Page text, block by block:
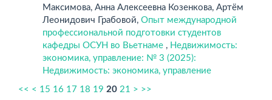
Максимова, Анна Алексеевна Козенкова, Артём
Леонидович Грабовой, Опыт международной
профессиональной подготовки студентов
кафедры ОСУН во Вьетнаме , Недвижимость:
экономика, управление: № 3 (2025):
Недвижимость: экономика, управление
<< < 15 16 17 18 19 20 21 > >>